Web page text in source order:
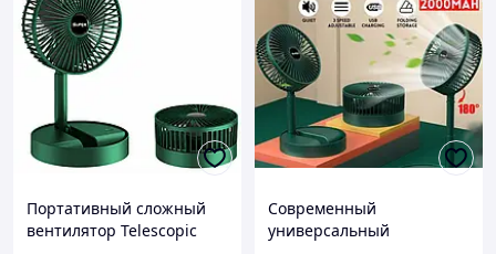
Портативный сложный
вентилятор Telescopic
Современный
универсальный